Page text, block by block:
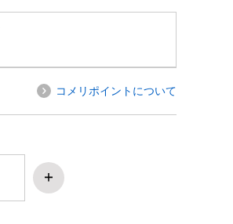
コメリポイントについて